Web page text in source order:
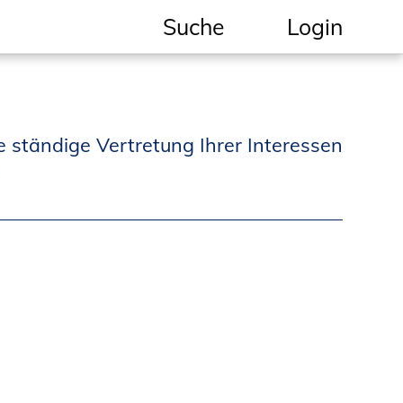
Suche
Informationen für
Login
ständige Vertretung Ihrer Interessen